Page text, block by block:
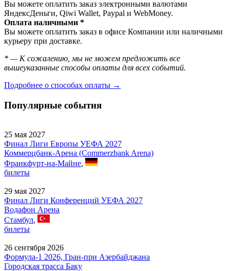
Вы можете оплатить заказ электронными валютами
ЯндексДеньги, Qiwi Wallet, Paypal и WebMoney.
Оплата наличными *
Вы можете оплатить заказ в офисе Компании или наличными
курьеру при доставке.
* — К сожалению, мы не можем предложить все
вышеуказанные способы оплаты для всех событий.
Подробнее о способах оплаты →
Популярные события
25 мая 2027
Финал Лиги Европы УЕФА 2027
Коммерцбанк-Арена (Commerzbank Arena)
Франкфурт-на-Майне,
билеты
29 мая 2027
Финал Лиги Конференций УЕФА 2027
Водафон Арена
Стамбул,
билеты
26 сентября 2026
Формула-1 2026, Гран-при Азербайджана
Городская трасса Баку